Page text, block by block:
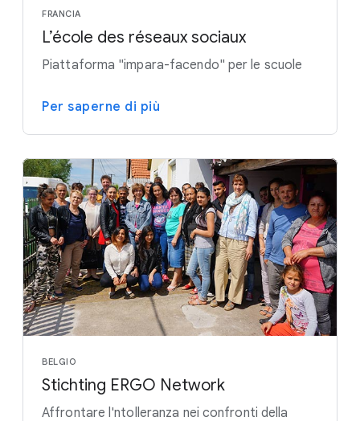
FRANCIA
L’école des réseaux sociaux
Piattaforma "impara-facendo" per le scuole
Per saperne di più
BELGIO
Stichting ERGO Network
Affrontare l'ntolleranza nei confronti della